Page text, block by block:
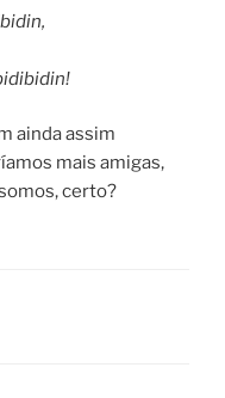
ainda assim
mais amigas,
certo?